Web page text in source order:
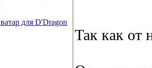
Так как от